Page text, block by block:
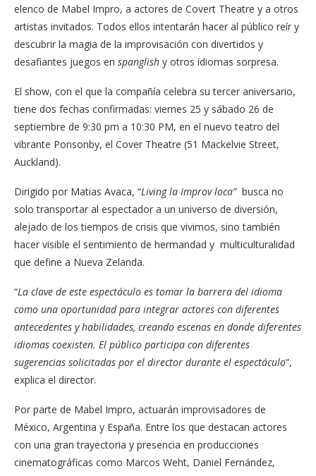
elenco de Mabel Impro, a actores de Covert Theatre y a otros
artistas invitados. Todos ellos intentarán hacer al público reír y
descubrir la magia de la improvisación con divertidos y
desafiantes juegos en spanglish y otros idiomas sorpresa.
El show, con el que la compañía celebra su tercer aniversario,
tiene dos fechas confirmadas: viernes 25 y sábado 26 de
septiembre de 9:30 pm a 10:30 PM, en el nuevo teatro del
vibrante Ponsonby, el Cover Theatre (51 Mackelvie Street,
Auckland).
Dirigido por Matias Avaca, “Living la Improv loca”busca no
solo transportar al espectador a un universo de diversión,
alejado de los tiempos de crisis que vivimos, sino también
hacer visible el sentimiento de hermandad y multiculturalidad
que define a Nueva Zelanda.
“La clave de este espectáculo es tomar la barrera del idioma
como una oportunidad para integrar actores con diferentes
antecedentes y habilidades, creando escenas en donde diferentes
idiomas coexisten. El público participa con diferentes
sugerencias solicitadas por el director durante el espectáculo”,
explica el director.
Por parte de Mabel Impro, actuarán improvisadores de
México, Argentina y España. Entre los que destacan actores
con una gran trayectoria y presencia en producciones
cinematográficas como Marcos Weht, Daniel Fernández,